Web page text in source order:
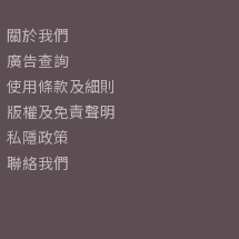
關於我們
廣告查詢
使用條款及細則
版權及免責聲明
私隱政策
聯絡我們